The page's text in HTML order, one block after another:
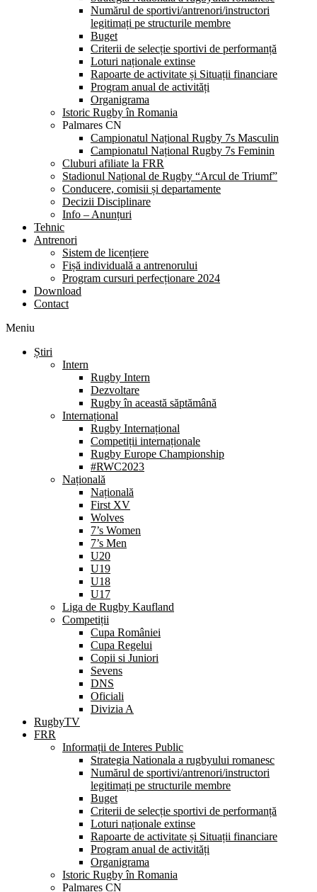
Numărul de sportivi/antrenori/instructori
legitimați pe structurile membre
Buget
Criterii de selecție sportivi de performanță
Loturi naționale extinse
Rapoarte de activitate și Situații financiare
Program anual de activități
Organigrama
Istoric Rugby în Romania
Palmares CN
Campionatul Național Rugby 7s Masculin
Campionatul Național Rugby 7s Feminin
Cluburi afiliate la FRR
Stadionul Național de Rugby “Arcul de Triumf”
Conducere, comisii și departamente
Decizii Disciplinare
Info – Anunțuri
Tehnic
Antrenori
Sistem de licențiere
Fișă individuală a antrenorului
Program cursuri perfecționare 2024
Download
Contact
Meniu
Știri
Intern
Rugby Intern
Dezvoltare
Rugby în această săptămână
Internațional
Rugby Internațional
Competiții internaționale
Rugby Europe Championship
#RWC2023
Națională
Națională
First XV
Wolves
7’s Women
7’s Men
U20
U19
U18
U17
Liga de Rugby Kaufland
Competiții
Cupa României
Cupa Regelui
Copii si Juniori
Sevens
DNS
Oficiali
Divizia A
RugbyTV
FRR
Informații de Interes Public
Strategia Nationala a rugbyului romanesc
Numărul de sportivi/antrenori/instructori
legitimați pe structurile membre
Buget
Criterii de selecție sportivi de performanță
Loturi naționale extinse
Rapoarte de activitate și Situații financiare
Program anual de activități
Organigrama
Istoric Rugby în Romania
Palmares CN